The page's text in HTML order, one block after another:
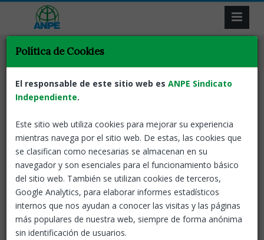
Consulta la teva mesa de
votació
10 Mar, 2023 ANPE-Catalunya
14 de març: Eleccions sindicals del personal docent no
universitari
Consulta ​la teva mesa de votació​
Política de Cookies
El responsable de este sitio web es ANPE Sindicato
Independiente.
Este sitio web utiliza cookies para mejorar su experiencia
mientras navega por el sitio web. De estas, las cookies que
se clasifican como necesarias se almacenan en su
navegador y son esenciales para el funcionamiento básico
del sitio web. También se utilizan cookies de terceros,
Google Analytics, para elaborar informes estadísticos
internos que nos ayudan a conocer las visitas y las páginas
más populares de nuestra web, siempre de forma anónima
sin identificación de usuarios.